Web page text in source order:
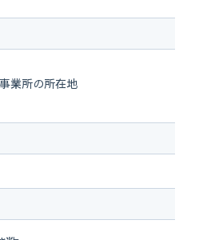
guide/en-US/advisory/CVE-
guide/en-US/advisory/CVE-
guide/en-US/advisory/CVE-